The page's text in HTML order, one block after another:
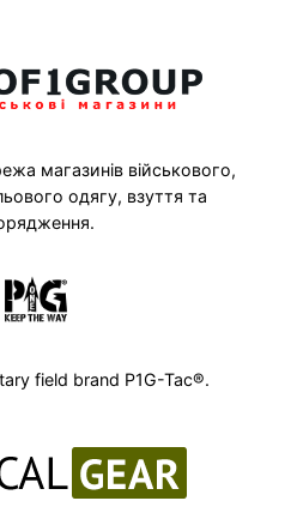
магазинів військового,
одягу, взуття та
field brand P1G-Tac®.